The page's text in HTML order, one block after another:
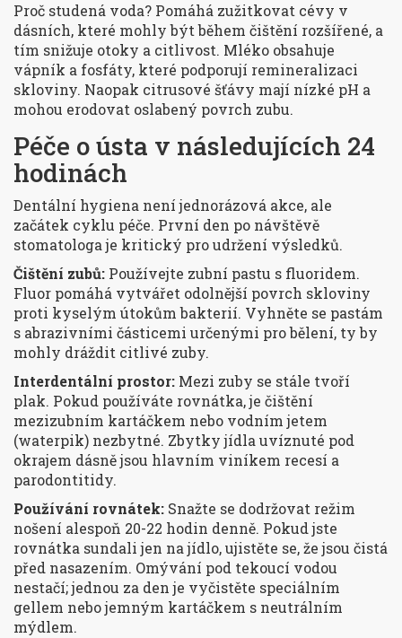
Proč studená voda? Pomáhá zužitkovat cévy v
dásních, které mohly být během čištění rozšířené, a
tím snižuje otoky a citlivost. Mléko obsahuje
vápník a fosfáty, které podporují remineralizaci
skloviny. Naopak citrusové šťávy mají nízké pH a
mohou erodovat oslabený povrch zubu.
Péče o ústa v následujících 24
hodinách
Dentální hygiena není jednorázová akce, ale
začátek cyklu péče. První den po návštěvě
stomatologa je kritický pro udržení výsledků.
Čištění zubů: Používejte zubní pastu s fluoridem.
Fluor pomáhá vytvářet odolnější povrch skloviny
proti kyselým útokům bakterií. Vyhněte se pastám
s abrazivními částicemi určenými pro bělení, ty by
mohly dráždit citlivé zuby.
Interdentální prostor: Mezi zuby se stále tvoří
plak. Pokud používáte rovnátka, je čištění
mezizubním kartáčkem nebo vodním jetem
(waterpik) nezbytné. Zbytky jídla uvíznuté pod
okrajem dásně jsou hlavním viníkem recesí a
parodontitidy.
Používání rovnátek: Snažte se dodržovat režim
nošení alespoň 20-22 hodin denně. Pokud jste
rovnátka sundali jen na jídlo, ujistěte se, že jsou čistá
před nasazením. Omývání pod tekoucí vodou
nestačí; jednou za den je vyčistěte speciálním
gellem nebo jemným kartáčkem s neutrálním
mýdlem.